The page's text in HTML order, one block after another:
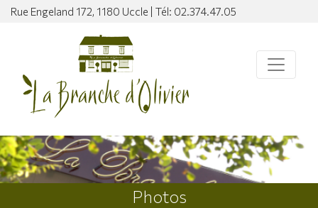
Rue Engeland 172, 1180 Uccle | Tél: 02.374.47.05
Photos